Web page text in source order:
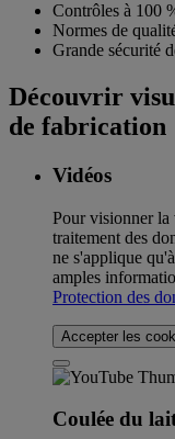
Contrôles à 100
Normes de
Grande sécurité
Découvrir
de fabrication
Vidéos
Pour visionner la
traitement des
ne s'applique
amples
Protection des
Accepter les
Coulée du